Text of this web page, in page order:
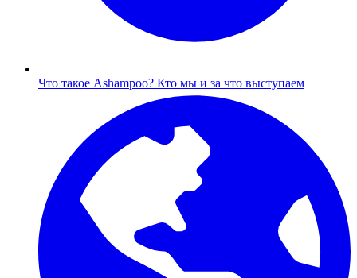
Что такое Ashampoo? Кто мы и за что выступаем